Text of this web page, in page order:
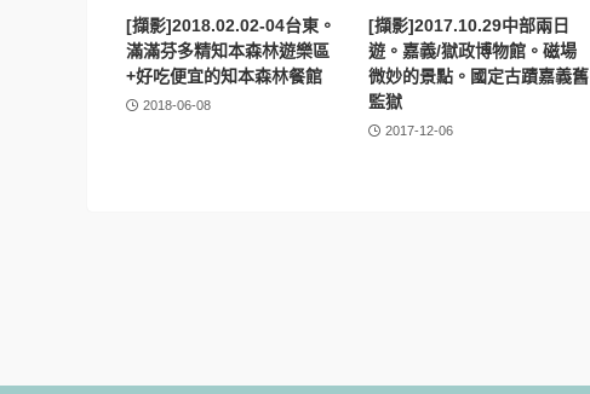
[擷影]2018.02.02-04台東。
滿滿芬多精知本森林遊樂區
+好吃便宜的知本森林餐館
2018-06-08
[擷影]2017.10.29中部兩日
遊。嘉義/獄政博物館。磁場
微妙的景點。國定古蹟嘉義舊
監獄
2017-12-06